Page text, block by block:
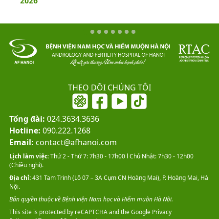
THEO DÕI CHÚNG TÔI
Tổng đài: 024.3634.3636
Hotline: 090.222.1268
Email: contact@afhanoi.com
This site is protected by reCAPTCHA and the GooglePrivacy
Lịch làm việc:Thứ 2 - Thứ 7: 7h30 - 17h00 l Chủ Nhật: 7h30 - 12h00
(Chiều nghỉ).
Địa chỉ:431 Tam Trinh (Lô 07 – 3A Cụm CN Hoàng Mai), P. Hoàng Mai, Hà
Nội.
Bản quyền thuộc về Bệnh viện Nam học và Hiếm muộn Hà Nội.